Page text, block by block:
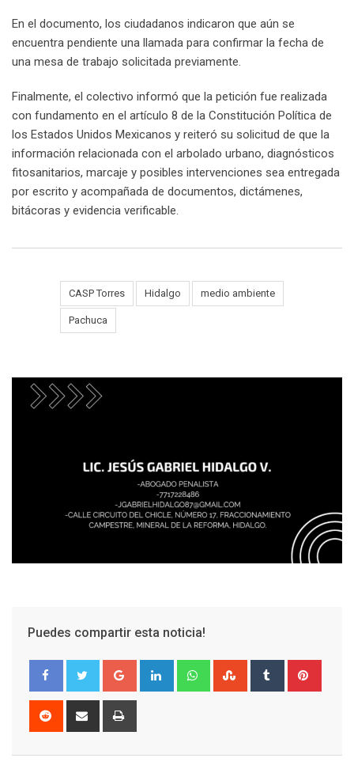
En el documento, los ciudadanos indicaron que aún se
encuentra pendiente una llamada para confirmar la fecha de
una mesa de trabajo solicitada previamente.
Finalmente, el colectivo informó que la petición fue realizada
con fundamento en el artículo 8 de la Constitución Política de
los Estados Unidos Mexicanos y reiteró su solicitud de que la
información relacionada con el arbolado urbano, diagnósticos
fitosanitarios, marcaje y posibles intervenciones sea entregada
por escrito y acompañada de documentos, dictámenes,
bitácoras y evidencia verificable.
CASP Torres Hidalgo medio ambiente
Pachuca
Puedes compartir esta noticia!
Google+ LinkedIn WhatsappStumbleUpon
Tumblr
Reddit
Share